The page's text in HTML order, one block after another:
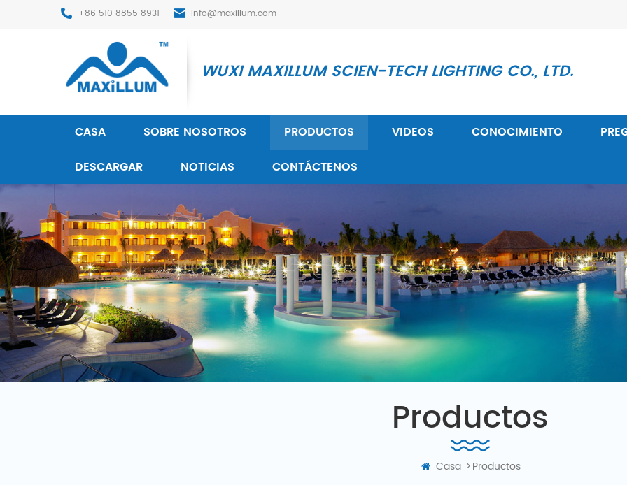
+86 510 8855 8931 info@maxillum.com
WUXI MAXILLUM SCIEN-TECH LIGHTING CO., LTD.
CASA SOBRE NOSOTROS PRODUCTOS VIDEOS CONOCIMIENTO
DESCARGAR
NOTICIAS CONTÁCTENOS
Productos
Casa >Productos